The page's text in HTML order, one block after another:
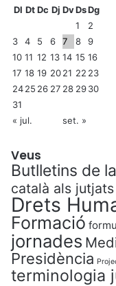
Dl DtDc Dj DvDsDg
1
2
3
4 5 6 7 8
9
10 11 12 13 14 15 16
17 18 19 2021 22 23
2425 26 27 28 2930
31
« jul.
set. »
Veus
Butlletins de
català als jutjats
Drets
Formació
jornades
Presidència
terminologia